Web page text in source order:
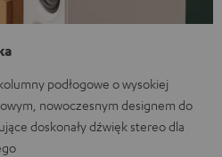
podłogowe o wysokiej
nowoczesnym designem do
doskonały dźwięk stereo dla